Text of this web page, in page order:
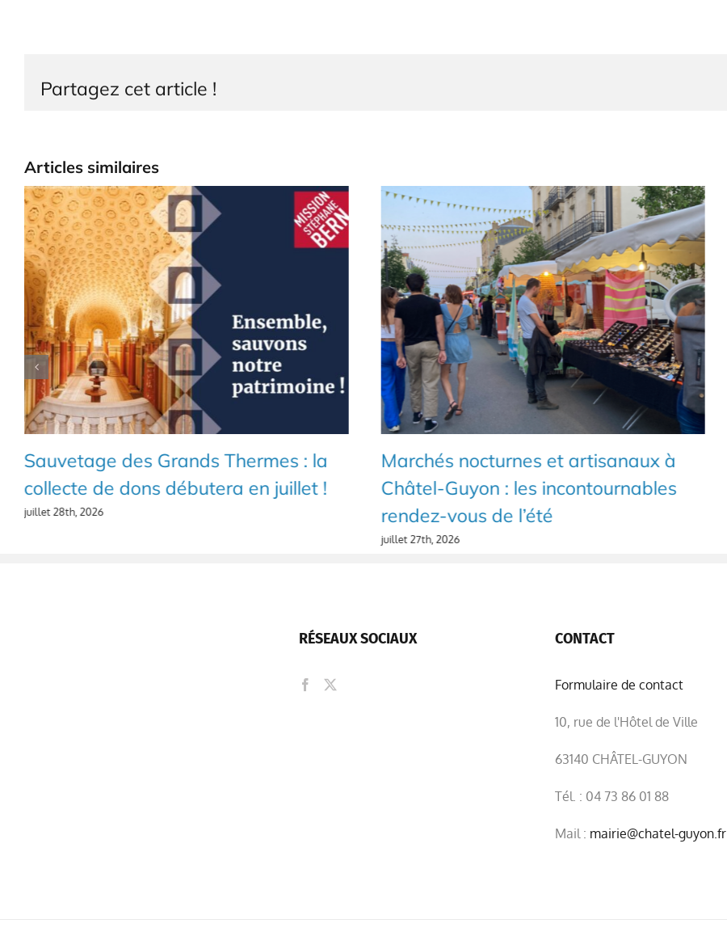
Partagez cet article !
Articles similaires
Sauvetage des Grands Thermes : la
collecte de dons débutera en juillet !
juillet 28th, 2026
Marchés nocturnes et artisanaux à
Châtel-Guyon : les incontournables
rendez-vous de l’été
juillet 27th, 2026
RÉSEAUX SOCIAUX CONTACT
Formulaire de contact
10, rue de l'Hôtel de Ville
63140 CHÂTEL-GUYON
Tél. : 04 73 86 01 88
Mail : mairie@chatel-guyon.fr